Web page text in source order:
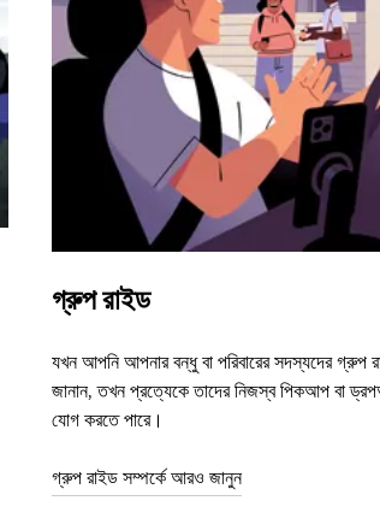
গ্রুপ রাইড
যখন আপনি আপনার বন্ধু বা পরিবারের সদস্যদের গ্রুপ
জানান, তখন প্রত্যেকে তাদের নিজস্ব পিকআপ বা
যোগ করতে পারে।
গ্রুপ রাইড সম্পর্কে আরও জানুন